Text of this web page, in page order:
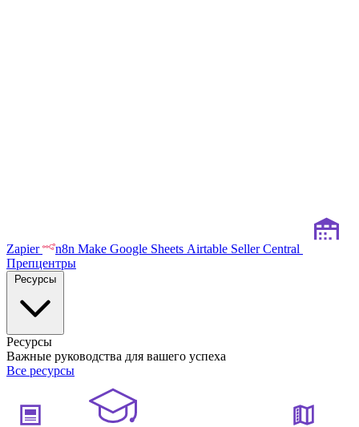
Zapier n8n Make Google Sheets Airtable Seller Central
Препцентры
Ресурсы
Важные руководства для вашего успеха
Все ресурсы